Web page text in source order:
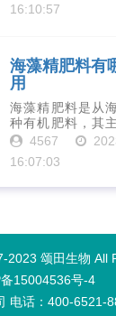
力、促进植物生
16:10:57
海藻精肥料有
用
海藻精肥料是从
种有机肥料，其
丰富的微量元素
有增强作物生长
发达、提高作物
4567
16:07:03
2023 颂田生物 All
15004536号-4
电话：400-6521-